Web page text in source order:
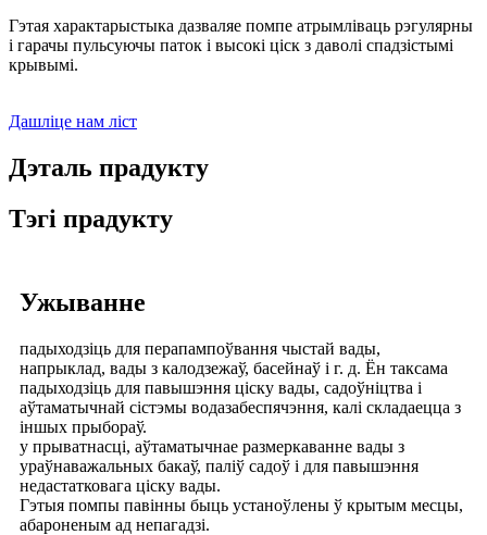
Гэтая характарыстыка дазваляе помпе атрымліваць рэгулярны
і гарачы пульсуючы паток і высокі ціск з даволі спадзістымі
крывымі.
Дашліце нам ліст
Дэталь прадукту
Тэгі прадукту
Ужыванне
падыходзіць для перапампоўвання чыстай вады,
напрыклад, вады з калодзежаў, басейнаў і г. д. Ён таксама
падыходзіць для павышэння ціску вады, садоўніцтва і
аўтаматычнай сістэмы водазабеспячэння, калі складаецца з
іншых прыбораў.
у прыватнасці, аўтаматычнае размеркаванне вады з
ураўнаважальных бакаў, паліў садоў і для павышэння
недастатковага ціску вады.
Гэтыя помпы павінны быць устаноўлены ў крытым месцы,
абароненым ад непагадзі.